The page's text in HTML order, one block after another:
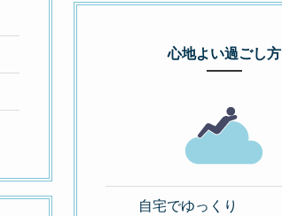
心地よい過ごし方
自宅でゆっくり